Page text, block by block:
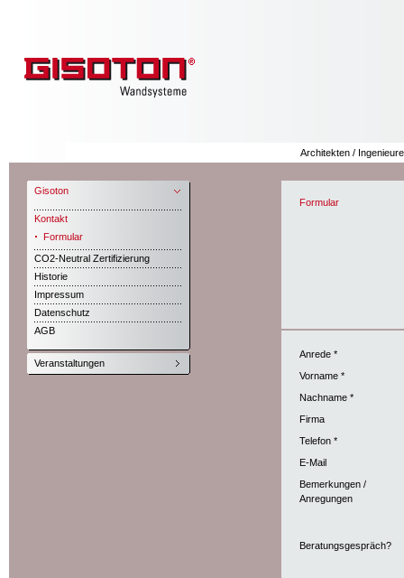
Architekten / Ingenieure
Formular
Anrede *
Vorname *
Nachname *
Firma
Telefon *
E-Mail
Bemerkungen /
Anregungen
Beratungsgespräch?
Gisoton
Kontakt
Formular
CO2-Neutral Zertifizierung
Historie
Impressum
Datenschutz
AGB
Veranstaltungen